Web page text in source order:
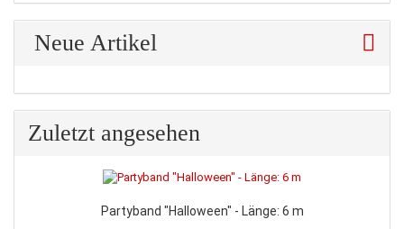
Neue Artikel
Zuletzt angesehen
Partyband "Halloween" - Länge: 6 m